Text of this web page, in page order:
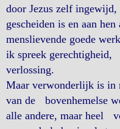
door Jezus zelf
gescheiden is en aan
menslievende goede
ik spreek gerechtigheid,
verlossing.
Maar verwonderlijk is in
van de bovenhemelse
alle andere, maar heel